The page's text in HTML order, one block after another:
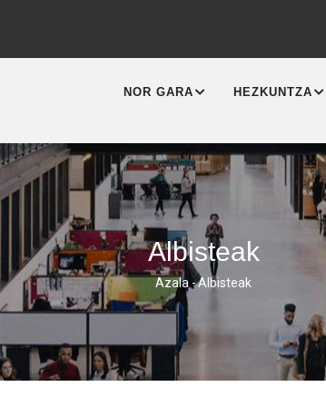
NAVIGATION
NOR GARA HEZKUNTZA
Albisteak
Breadcrumb
Azala -Albisteak